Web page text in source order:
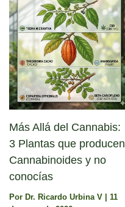
Más Allá del Cannabis:
3 Plantas que producen
Cannabinoides y no
conocías
Por Dr. Ricardo Urbina V
11